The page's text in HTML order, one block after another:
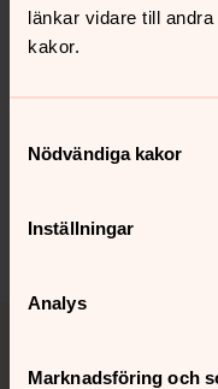
länkar vidare till
kakor.
Nödvändiga kakor
Inställningar
Analys
Marknadsföring och
innehåll?
Dela
Tillbaka till toppen
Tillbaka till innehållet